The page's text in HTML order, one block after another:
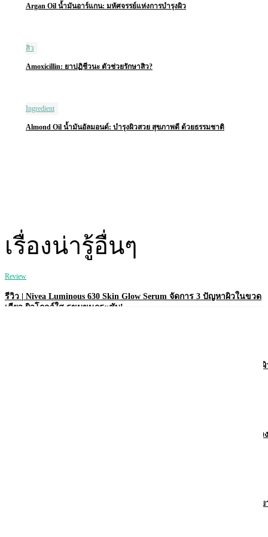
Argan Oil น้ำมันอาร์แกน: มหัศจรรย์แห่งการบำรุงผิว
สิว
Amoxicillin: ยาปฏิชีวนะ ตัวช่วยรักษาสิว?
Ingredient
Almond Oil น้ำมันอัลมอนด์: บำรุงผิวสวย สุขภาพดี ด้วยธรรมชาติ
เรื่องน่ารู้อื่นๆ
Review
รีวิว | Nivea Luminous 630 Skin Glow Serum จัดการ 3 ปัญหาผิวในขวด
เดียว ผิวโกลว์ใส รูขุมขนกระชับ!
รีวิว | Nivea Derma Control Defend โรลออนคุมเหงื่อ 72 ชม. พร้อมบำรุงผิ
รีวิว | Vaseline Pro Derma Transition โลชั่นเพื่อผิวบอบบาง แพ้ง่าย ในช่วง
รีวิว | Vaseline Pro Derma AHA โลชั่นผิวเนียนใส ลดรอยดำ บอกลาผิวหย